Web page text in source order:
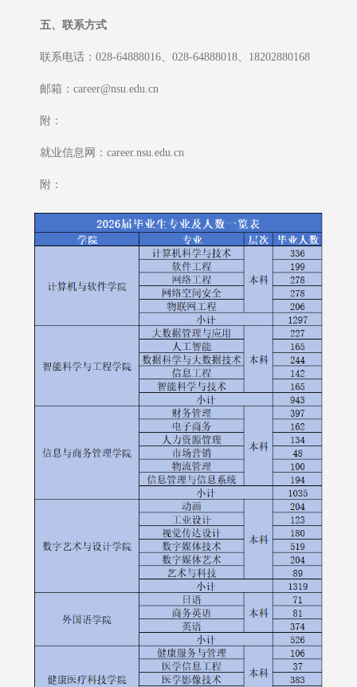
五、联系方式
联系电话：028-64888016、028-64888018、18202880168
邮箱：career@nsu.edu.cn
附：
就业信息网：career.nsu.edu.cn
附：